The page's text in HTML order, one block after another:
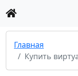
Главная
Купить